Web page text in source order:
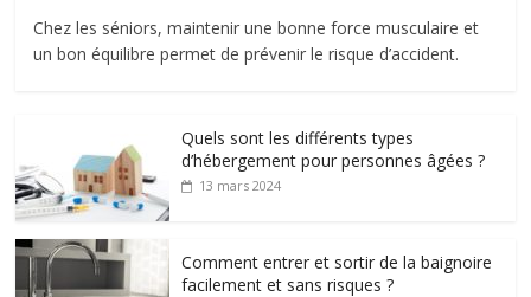
Chez les séniors, maintenir une bonne force musculaire et
un bon équilibre permet de prévenir le risque d’accident.
Quels sont les différents types
d’hébergement pour personnes âgées ?
13 mars 2024
Comment entrer et sortir de la baignoire
facilement et sans risques ?